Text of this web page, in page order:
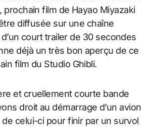
prochain film de Hayao Miyazaki
diffusée sur une chaîne
d’un court trailer de 30 secondes
déjà un très bon aperçu de ce
film du Studio Ghibli.
et cruellement courte bande
droit au démarrage d’un avion
celui-ci pour finir par un survol